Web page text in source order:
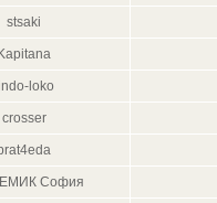
stsaki
Kapitana
loko
crosser
brat4eda
София